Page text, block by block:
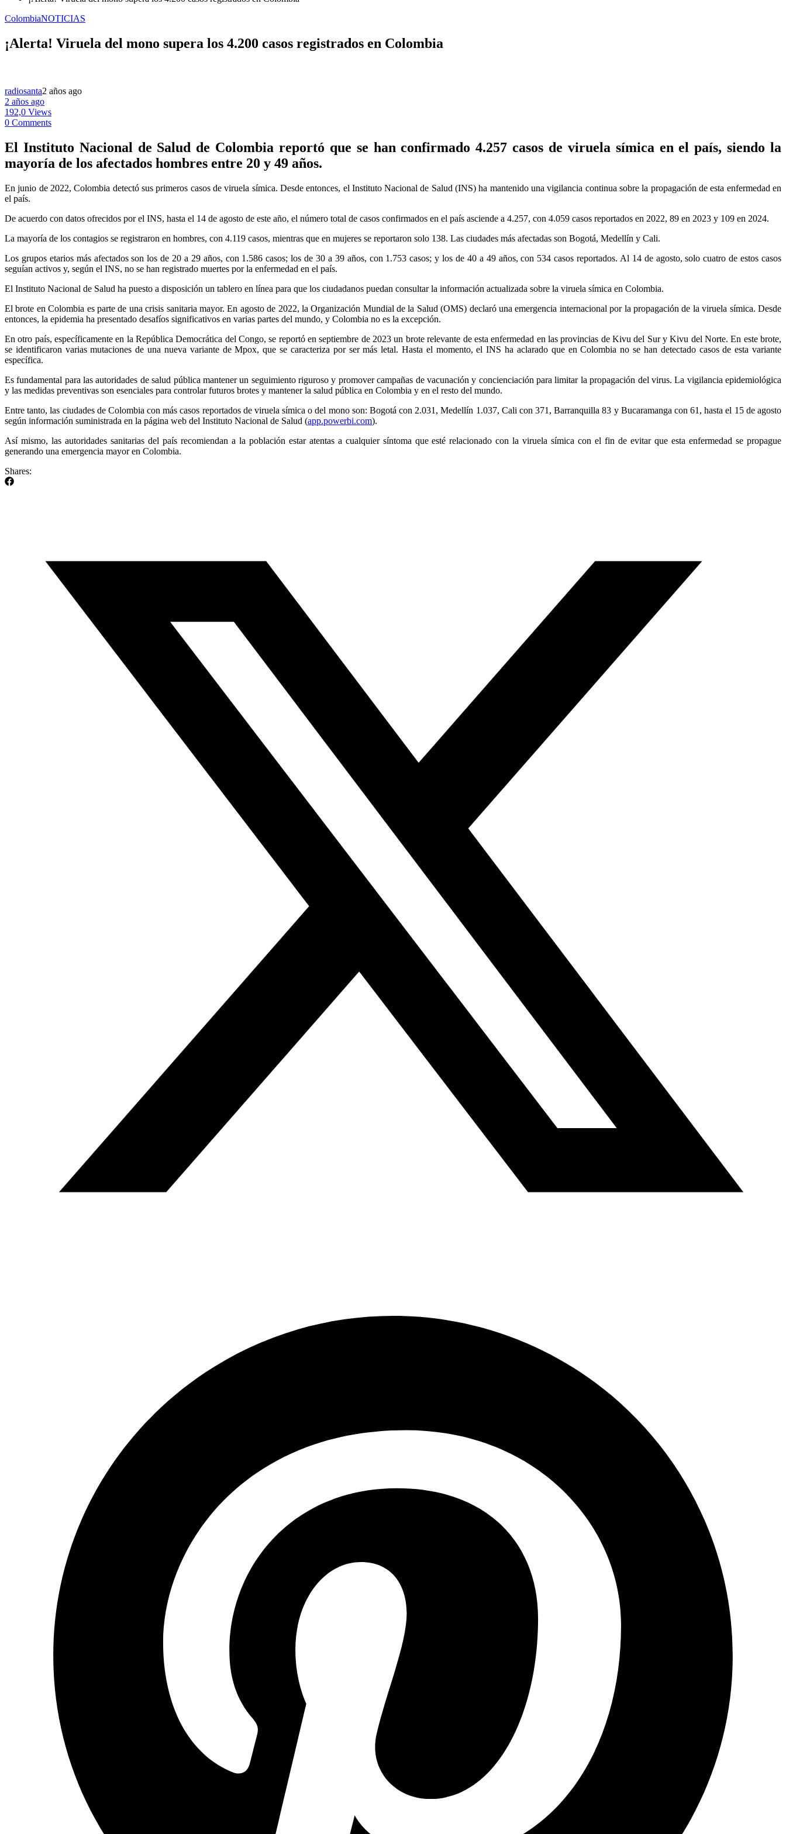
ColombiaNOTICIAS
¡Alerta! Viruela del mono supera los 4.200 casos registrados en Colombia
radiosanta2 años ago
2 años ago
192,0 Views
0 Comments
El Instituto Nacional de Salud de Colombia reportó que se han confirmado 4.257 casos de viruela símica en el país, siendo la
mayoría de los afectados hombres entre 20 y 49 años.
En junio de 2022, Colombia detectó sus primeros casos de viruela símica. Desde entonces, el Instituto Nacional de Salud (INS) ha mantenido una vigilancia continua sobre la propagación de esta enfermedad en
el país.
De acuerdo con datos ofrecidos por el INS, hasta el 14 de agosto de este año, el número total de casos confirmados en el país asciende a 4.257, con 4.059 casos reportados en 2022, 89 en 2023 y 109 en 2024.
La mayoría de los contagios se registraron en hombres, con 4.119 casos, mientras que en mujeres se reportaron solo 138. Las ciudades más afectadas son Bogotá, Medellín y Cali.
Los grupos etarios más afectados son los de 20 a 29 años, con 1.586 casos; los de 30 a 39 años, con 1.753 casos; y los de 40 a 49 años, con 534 casos reportados. Al 14 de agosto, solo cuatro de estos casos
seguían activos y, según el INS, no se han registrado muertes por la enfermedad en el país.
El Instituto Nacional de Salud ha puesto a disposición un tablero en línea para que los ciudadanos puedan consultar la información actualizada sobre la viruela símica en Colombia.
El brote en Colombia es parte de una crisis sanitaria mayor. En agosto de 2022, la Organización Mundial de la Salud (OMS) declaró una emergencia internacional por la propagación de la viruela símica. Desde
entonces, la epidemia ha presentado desafíos significativos en varias partes del mundo, y Colombia no es la excepción.
En otro país, específicamente en la República Democrática del Congo, se reportó en septiembre de 2023 un brote relevante de esta enfermedad en las provincias de Kivu del Sur y Kivu del Norte. En este brote,
se identificaron varias mutaciones de una nueva variante de Mpox, que se caracteriza por ser más letal. Hasta el momento, el INS ha aclarado que en Colombia no se han detectado casos de esta variante
específica.
Es fundamental para las autoridades de salud pública mantener un seguimiento riguroso y promover campañas de vacunación y concienciación para limitar la propagación del virus. La vigilancia epidemiológica
y las medidas preventivas son esenciales para controlar futuros brotes y mantener la salud pública en Colombia y en el resto del mundo.
Entre tanto, las ciudades de Colombia con más casos reportados de viruela símica o del mono son: Bogotá con 2.031, Medellín 1.037, Cali con 371, Barranquilla 83 y Bucaramanga con 61, hasta el 15 de agosto
según información suministrada en la página web del Instituto Nacional de Salud (app.powerbi.com).
Así mismo, las autoridades sanitarias del país recomiendan a la población estar atentas a cualquier síntoma que esté relacionado con la viruela símica con el fin de evitar que esta enfermedad se propague
generando una emergencia mayor en Colombia.
Shares: